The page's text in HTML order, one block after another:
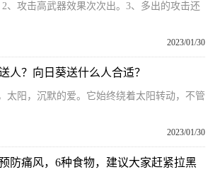
、攻击高武器效果次次出。3、多出的攻击还
2023/01/30
人？向日葵送什么人合适？
太阳，沉默的爱。它始终绕着太阳转动，不管
2023/01/30
防痛风，6种食物，建议大家赶紧拉黑